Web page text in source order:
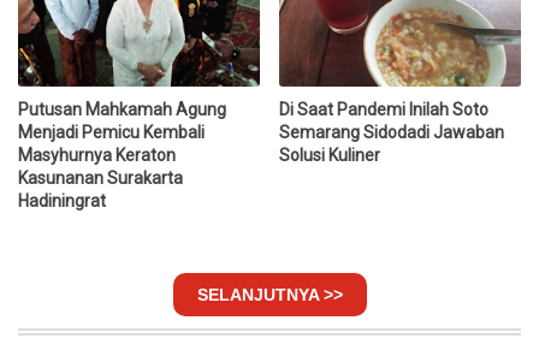
Putusan Mahkamah Agung
Menjadi Pemicu Kembali
Masyhurnya Keraton
Kasunanan Surakarta
Hadiningrat
Di Saat Pandemi Inilah Soto
Semarang Sidodadi Jawaban
Solusi Kuliner
SELANJUTNYA >>